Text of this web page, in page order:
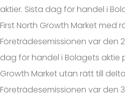
aktier. Sista dag för handel i
First North Growth Market med
Företrädesemissionen var den
dag för handel i Bolagets aktie
Growth Market utan rätt till
Företrädesemissionen var den